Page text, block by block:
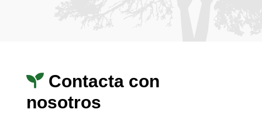
Contacta con
nosotros